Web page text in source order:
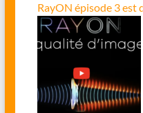
RayON épisode 3 est